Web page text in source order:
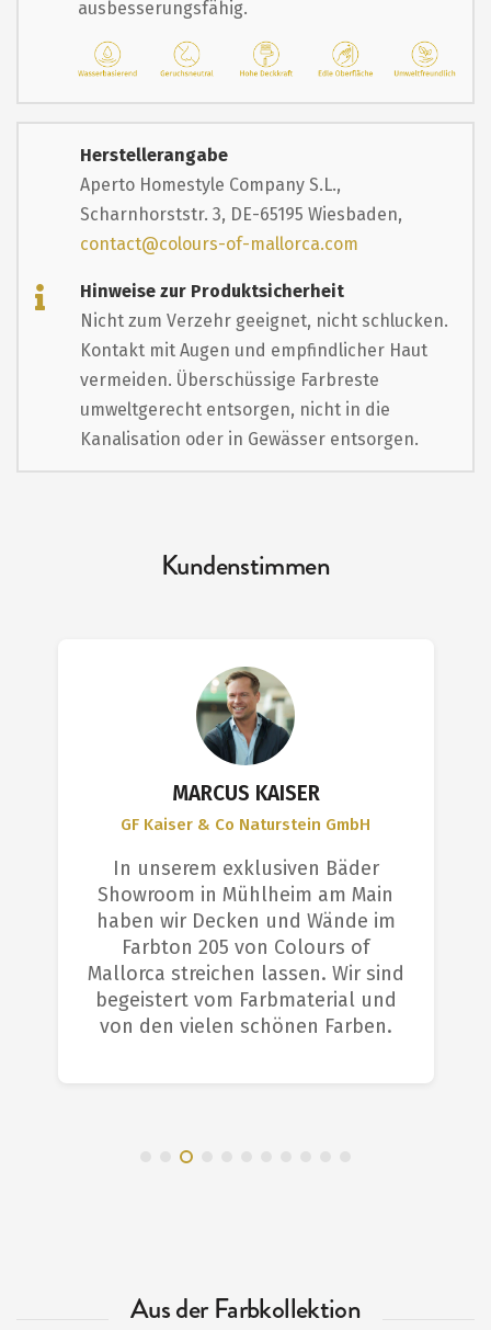
ausbesserungsfähig.
Herstellerangabe
Aperto Homestyle Company S.L.,
Scharnhorststr. 3, DE-65195 Wiesbaden,
contact@colours-of-mallorca.com
Hinweise zur Produktsicherheit
Nicht zum Verzehr geeignet, nicht schlucken.
Kontakt mit Augen und empfindlicher Haut
vermeiden. Überschüssige Farbreste
umweltgerecht entsorgen, nicht in die
Kanalisation oder in Gewässer entsorgen.
Kundenstimmen
MARCUS KAISER
GF Kaiser & Co Naturstein GmbH
In unserem exklusiven Bäder
Showroom in Mühlheim am Main
haben wir Decken und Wände im
Farbton 205 von Colours of
Mallorca streichen lassen. Wir sind
begeistert vom Farbmaterial und
von den vielen schönen Farben.
Aus der Farbkollektion